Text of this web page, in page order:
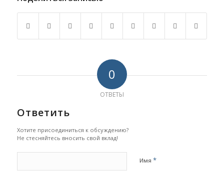
0
ОТВЕТЫ
Ответить
Хотите присоединиться к обсуждению?
Не стесняйтесь вносить свой вклад!
Имя *